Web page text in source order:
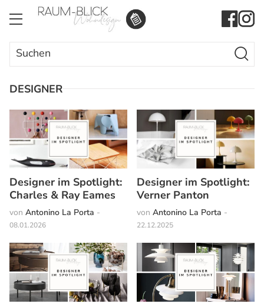
Search
for:
Search
DESIGNER
Designer im Spotlight:
Charles & Ray Eames
von Antonino La Porta -
08.01.2026
Designer im Spotlight:
Verner Panton
von Antonino La Porta -
22.12.2025